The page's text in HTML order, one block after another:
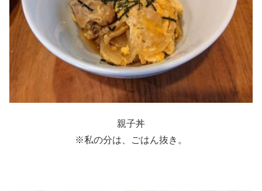
親子丼
※私の分は、ごはん抜き。